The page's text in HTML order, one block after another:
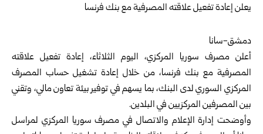
دمشق-سانا‏
أعلن مصرف سوريا المركزي، اليوم الثلاثاء، إعادة تفعيل علاقته
المصرفية ‏مع بنك فرنسا، من خلال إعادة تشغيل حساب المصرف
المركزي السوري ‏لدى البنك، بما يسهم في توفير بيئة تعاون مالي، وتقني
بين المصرفين ‏المركزيين في البلدين.‏
وأوضحت إدارة الإعلام والاتصال في مصرف سوريا المركزي لمراسل